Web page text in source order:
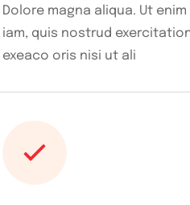
Dolore magna aliqua. Ut
iam, quis nostrud
exeaco oris nisi ut ali